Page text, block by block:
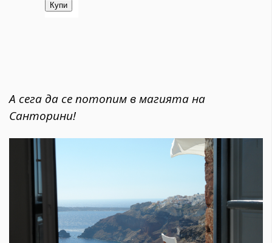
А сега да се потопим в магията на
Санторини!